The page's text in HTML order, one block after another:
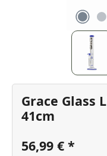
Grace Glass
41cm
56,99 €